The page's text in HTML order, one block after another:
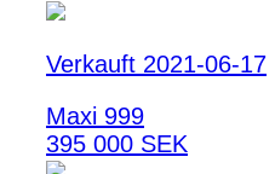
Verkauft 2021-06-17
Maxi 999
395 000 SEK